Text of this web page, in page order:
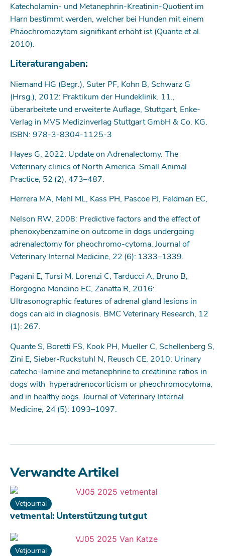
Katecholamin- und Metanephrin-Kreatinin-Quotient im
Harn bestimmt werden, welcher bei Hunden mit einem
Phäochromozytom signifikant erhöht ist (Quante et al.
2010).
Literaturangaben:
Niemand HG (Begr.), Suter PF, Kohn B, Schwarz G
(Hrsg.), 2012: Praktikum der Hundeklinik. 11.,
überarbeitete und erweiterte Auflage, Stuttgart, Enke-
Verlag in MVS Medizinverlag Stuttgart GmbH & Co. KG.
ISBN: 978-3-8304-1125-3
Hayes G, 2022: Update on Adrenalectomy. The
Veterinary clinics of North America. Small Animal
Practice, 52 (2), 473–487.
Herrera MA, Mehl ML, Kass PH, Pascoe PJ, Feldman EC,
Nelson RW, 2008: Predictive factors and the effect of
phenoxybenzamine on outcome in dogs undergoing
adrenalectomy for pheochromo-cytoma. Journal of
Veterinary Internal Medicine, 22 (6): 1333–1339.
Pagani E, Tursi M, Lorenzi C, Tarducci A, Bruno B,
Borgogno Mondino EC, Zanatta R, 2016:
Ultrasonographic features of adrenal gland lesions in
dogs can aid in diagnosis. BMC Veterinary Research, 12
(1): 267.
Quante S, Boretti FS, Kook PH, Mueller C, Schellenberg S,
Zini E, Sieber-Ruckstuhl N, Reusch CE, 2010: Urinary
catecho-lamine and metanephrine to creatinine ratios in
dogs with hyperadrenocorticism or pheochromocytoma,
and in healthy dogs. Journal of Veterinary Internal
Medicine, 24 (5): 1093–1097.
Verwandte Artikel
Vetjournal
vetmental: Unterstützung tut gut
Vetjournal